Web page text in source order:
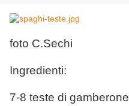
foto C.Sechi
Ingredienti:
7-8 teste di gamberone